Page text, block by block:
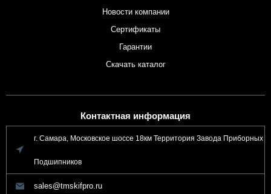
Новости компании
Сертификаты
Гарантии
Скачать каталог
Контактная информация
г. Самара, Московское шоссе 18км Территория Завода Приборных
Подшипников
sales@tmskifpro.ru